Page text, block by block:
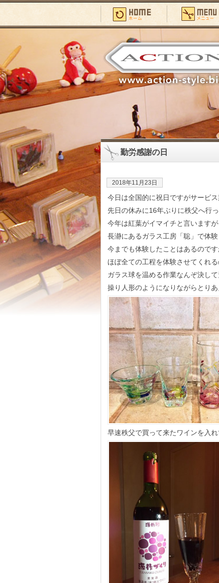
勤労感謝の日
2018年11月23日
今日は全国的に祝日ですがサービ
先日の休みに16年ぶりに秩父へ行っ
今年は紅葉がイマイチと言います
長瀞にあるガラス工房「聡」で体験
今までも体験したことはあるので
ほぼ全ての工程を体験させてくれ
ガラス球を温める作業なんぞ決し
操り人形のようになりながらとり
早速秩父で買って来たワインを入